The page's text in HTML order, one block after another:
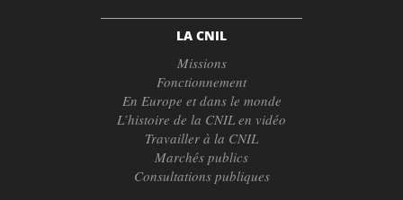
LA CNIL
Missions
Fonctionnement
En Europe et dans le monde
L’histoire de la CNIL en vidéo
Travailler à la CNIL
Marchés publics
Consultations publiques